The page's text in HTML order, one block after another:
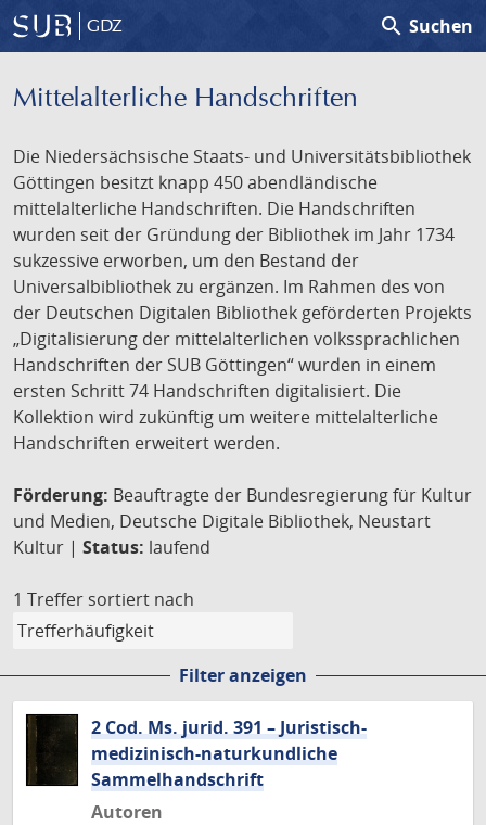
GDZ search Suchen
Mittelalterliche Handschriften
Die Niedersächsische Staats- und Universitätsbibliothek
Göttingen besitzt knapp 450 abendländische
mittelalterliche Handschriften. Die Handschriften
wurden seit der Gründung der Bibliothek im Jahr 1734
sukzessive erworben, um den Bestand der
Universalbibliothek zu ergänzen. Im Rahmen des von
der Deutschen Digitalen Bibliothek geförderten Projekts
„Digitalisierung der mittelalterlichen volkssprachlichen
Handschriften der SUB Göttingen“ wurden in einem
ersten Schritt 74 Handschriften digitalisiert. Die
Kollektion wird zukünftig um weitere mittelalterliche
Handschriften erweitert werden.
Förderung: Beauftragte der Bundesregierung für Kultur
und Medien, Deutsche Digitale Bibliothek, Neustart
Kultur | Status: laufend
1 Treffer sortiert nach
Filter anzeigen
2 Cod. Ms. jurid. 391 – Juristisch-
medizinisch-naturkundliche
Sammelhandschrift
Autoren